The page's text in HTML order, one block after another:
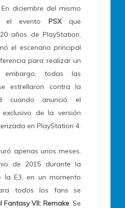
diciembre del mismo
el evento PSXque
años de PlayStation,
el escenario principal
para realizar un
embargo, todas las
estrellaron contra la
cuando anunció el
exclusivo de la versión
en PlayStation 4.
apenas unos meses,
de 2015 durante la
la E3, en un momento
todos los fans se
Fantasy VII: Remake. Se